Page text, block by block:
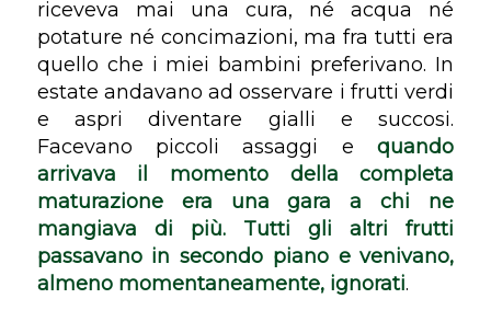
riceveva mai una cura, né acqua né
potature né concimazioni, ma fra tutti era
quello che i miei bambini preferivano. In
estate andavano ad osservare i frutti verdi
e aspri diventare gialli e succosi.
Facevano piccoli assaggi equando
arrivava il momento della completa
maturazione era una gara a chi ne
mangiava di più. Tutti gli altri frutti
passavano in secondo piano e venivano,
almeno momentaneamente, ignorati.